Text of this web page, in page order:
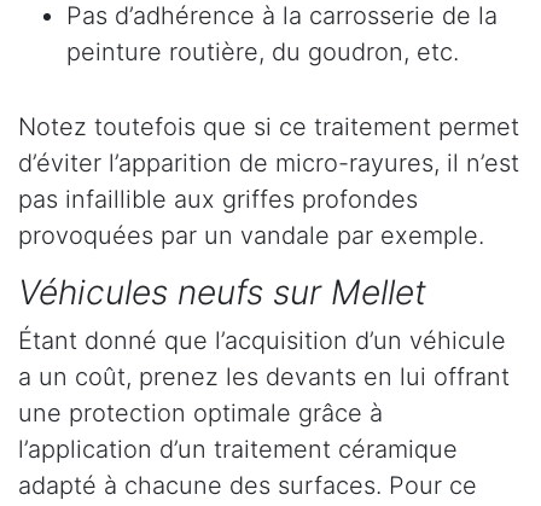
Pas d’adhérence à la carrosserie de la
peinture routière, du goudron, etc.
Notez toutefois que si ce traitement permet
d’éviter l’apparition de micro-rayures, il n’est
pas infaillible aux griffes profondes
provoquées par un vandale par exemple.
Véhicules neufs sur Mellet
Étant donné que l’acquisition d’un véhicule
a un coût, prenez les devants en lui offrant
une protection optimale grâce à
l’application d’un traitement céramique
adapté à chacune des surfaces. Pour ce